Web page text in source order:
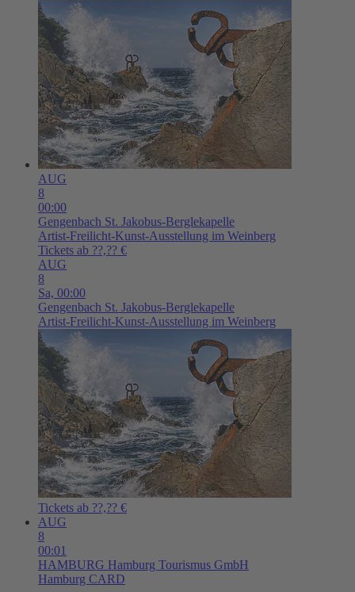
AUG
8
00:00
Gengenbach St. Jakobus-Berglekapelle
Artist-Freilicht-Kunst-Ausstellung im Weinberg
Tickets ab ??,?? €
AUG
8
Sa, 00:00
Gengenbach St. Jakobus-Berglekapelle
Artist-Freilicht-Kunst-Ausstellung im Weinberg
Tickets ab ??,?? €
AUG
8
00:01
HAMBURG Hamburg Tourismus GmbH
Hamburg CARD